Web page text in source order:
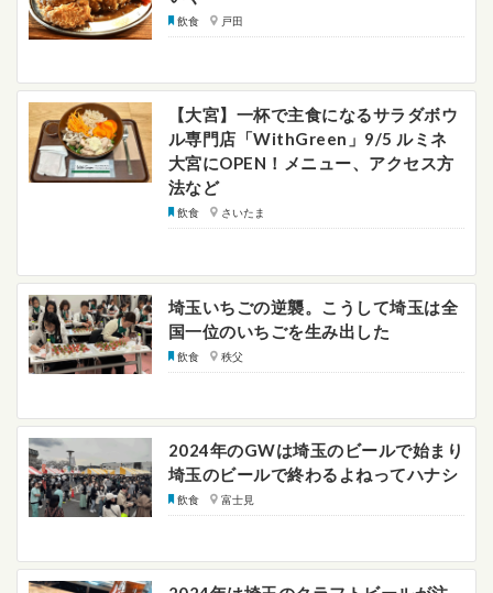
飲食 戸田
【大宮】一杯で主食になるサラダボウ
ル専門店「WithGreen」9/5 ルミネ
大宮にOPEN！メニュー、アクセス方
法など
飲食 さいたま
埼玉いちごの逆襲。こうして埼玉は全
国一位のいちごを生み出した
飲食 秩父
2024年のGWは埼玉のビールで始まり
埼玉のビールで終わるよねってハナシ
飲食 富士見